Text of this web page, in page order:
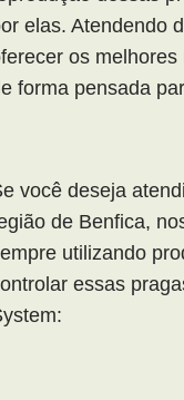
elas. Atendendo
os
forma pensada
você deseja
de Benfica,
utilizando
essas